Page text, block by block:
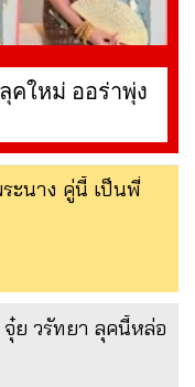
คใหม่ ออร่าพุ่ง
ะนาง คู่นี้ เป็นพี่
ย วรัทยา ลุคนี้หล่อ